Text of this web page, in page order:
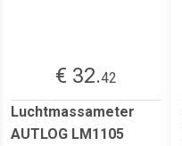
€ 32.42
Luchtmassameter
AUTLOG LM1105